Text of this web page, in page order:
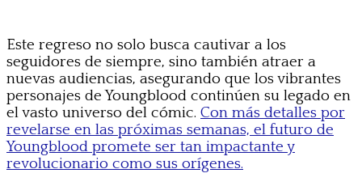
Este regreso no solo busca cautivar a los
seguidores de siempre, sino también atraer a
nuevas audiencias, asegurando que los vibrantes
personajes de Youngblood continúen su legado en
el vasto universo del cómic. Con más detalles por
revelarse en las próximas semanas, el futuro de
Youngblood promete ser tan impactante y
revolucionario como sus orígenes.